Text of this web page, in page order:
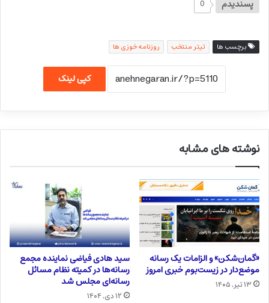
پسندیدم 0
برچسب ها تیتر منتخب روزنامه خوزی ها
کپی لینک
نوشته های مشابه
«گمان‌شکن» و الزامات یک رسانه
موضع‌دار در زیست‌بوم خبری امروز
۱۳ تیر, ۱۴۰۵
سید هادی فیاضی نماینده مجمع
رسانه‌ها در کمیته نظام مسائل
رسانه‌ای مجلس شد
۱۲ دی, ۱۴۰۴